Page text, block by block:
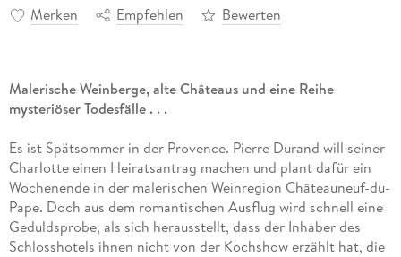
Merken Empfehlen Bewerten
Malerische Weinberge, alte Châteaus und eine Reihe
mysteriöser Todesfälle . . .
Es ist Spätsommer in der Provence. Pierre Durand will seiner
Charlotte einen Heiratsantrag machen und plant dafür ein
Wochenende in der malerischen Weinregion Châteauneuf-du-
Pape. Doch aus dem romantischen Ausflug wird schnell eine
Geduldsprobe, als sich herausstellt, dass der Inhaber des
Schlosshotels ihnen nicht von der Kochshow erzählt hat, die